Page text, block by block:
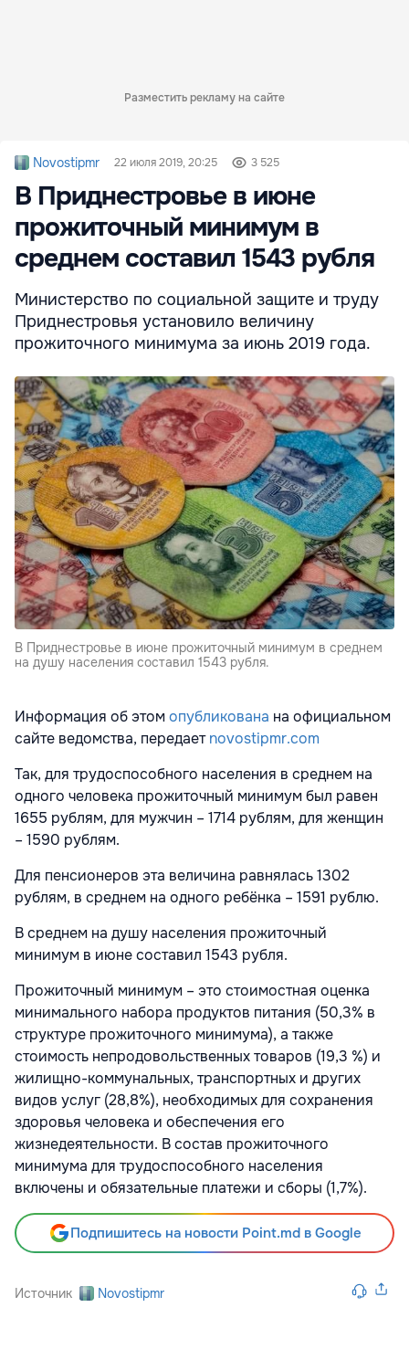
Разместить рекламу на сайте
Novostipmr 22 июля 2019, 20:25 3 525
В Приднестровье в июне
прожиточный минимум в
среднем составил 1543 рубля
Министерство по социальной защите и труду
Приднестровья установило величину
прожиточного минимума за июнь 2019 года.
В Приднестровье в июне прожиточный минимум в среднем
на душу населения составил 1543 рубля.
Информация об этомопубликована на официальном
сайте ведомства, передаетnovostipmr.com
Так, для трудоспособного населения в среднем на
одного человека прожиточный минимум был равен
1655 рублям, для мужчин – 1714 рублям, для женщин
– 1590 рублям.
Для пенсионеров эта величина равнялась 1302
рублям, в среднем на одного ребёнка – 1591 рублю.
В среднем на душу населения прожиточный
минимум в июне составил 1543 рубля.
Прожиточный минимум – это стоимостная оценка
минимального набора продуктов питания (50,3% в
структуре прожиточного минимума), а также
стоимость непродовольственных товаров (19,3 %) и
жилищно-коммунальных, транспортных и других
видов услуг (28,8%), необходимых для сохранения
здоровья человека и обеспечения его
жизнедеятельности. В состав прожиточного
минимума для трудоспособного населения
включены и обязательные платежи и сборы (1,7%).
Подпишитесь на новости Point.md в Google
Источник Novostipmr